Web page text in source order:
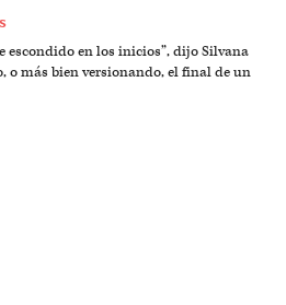
escondido en los inicios”, dijo Silvana
o más bien versionando, el final de un